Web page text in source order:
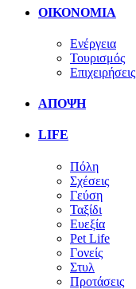
ΟΙΚΟΝΟΜΙΑ
Ενέργεια
Τουρισμός
Επιχειρήσεις
ΑΠΟΨΗ
LIFE
Πόλη
Σχέσεις
Γεύση
Ταξίδι
Ευεξία
Pet Life
Γονείς
Στυλ
Προτάσεις